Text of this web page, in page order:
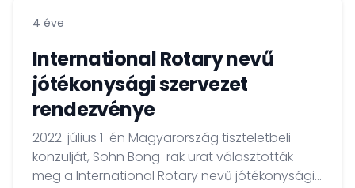
4 éve
International Rotary nevű
jótékonysági szervezet
rendezvénye
2022. július 1-én Magyarország tiszteletbeli
konzulját, Sohn Bong-rak urat választották
meg a International Rotary nevű jótékonysági